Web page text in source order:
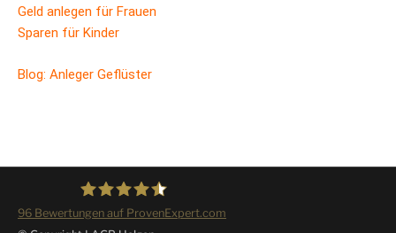
Geld anlegen für Frauen
Sparen für Kinder
Blog: Anleger Geflüster
96 Bewertungen auf ProvenExpert.com